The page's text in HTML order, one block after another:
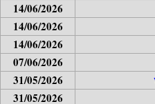
14/06/2026
14/06/2026
14/06/2026
07/06/2026
31/05/2026
31/05/2026